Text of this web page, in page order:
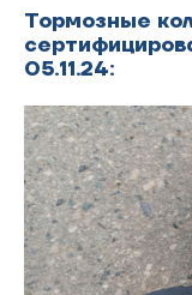
Тормозные
05.11.24: